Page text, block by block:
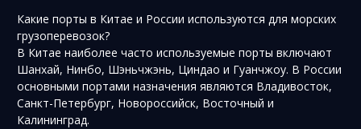
Какие порты в Китае и России используются для морских
грузоперевозок?
В Китае наиболее часто используемые порты включают
Шанхай, Нинбо, Шэньчжэнь, Циндао и Гуанчжоу. В России
основными портами назначения являются Владивосток,
Санкт-Петербург, Новороссийск, Восточный и
Калининград.